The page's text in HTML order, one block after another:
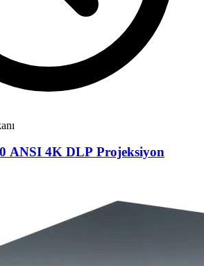
ANSI 4K DLP Projeksiyon